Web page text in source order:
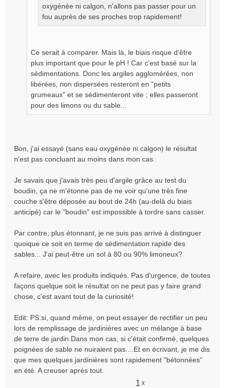
oxygénée ni calgon, n'allons pas passer pour un
fou auprès de ses proches trop rapidement!
Ce serait à comparer. Mais là, le biais risque d'être
plus important que pour le pH ! Car c'est basé sur la
sédimentations. Donc les argiles agglomérées, non
libérées, non dispersées resteront en "petits
grumeaux" et se sédimenteront vite ; elles passeront
pour des limons ou du sable...
Bon, j'ai essayé (sans eau oxygénée ni calgon) le résultat
n'est pas concluant au moins dans mon cas.
Je savais que j'avais très peu d'argile grâce au test du
boudin, ça ne m'étonne pas de ne voir qu'une très fine
couche s'être déposée au bout de 24h (au-delà du biais
anticipé) car le "boudin" est impossible à tordre sans casser.
Par contre, plus étonnant, je ne suis pas arrivé à distinguer
quoique ce soit en terme de sédimentation rapide des
sables... J'ai peut-être un sol à 80 ou 90% limoneux?
A refaire, avec les produits indiqués. Pas d'urgence, de toutes
façons quelque soit le résultat on ne peut pas y faire grand
chose, c'est avant tout de la curiosité!
Edit: PS:si, quand même, on peut essayer de rectifier un peu
lors de remplissage de jardinières avec un mélange à base
de terre de jardin.Dans mon cas, si c'était confirmé, quelques
poignées de sable ne nuiraient pas....Et en écrivant, je me dis
que mes quelques jardinières sont rapidement "bétonnées"
en été. A creuser après tout.
1 x